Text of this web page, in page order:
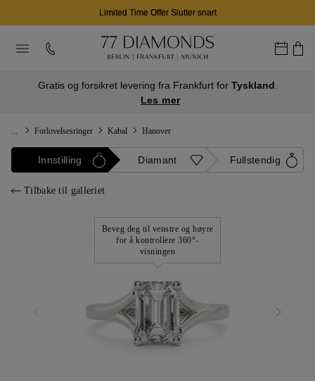
Limited Time Offer Slutter snart
Gratis og forsikret levering fra Frankfurt for Tyskland
Les mer
Forlovelsesringer Kabal Hanover
Innstilling Diamant Fullstendig
Tilbake til galleriet
Beveg deg til venstre og høyre
for å kontrollere 360°-
visningen